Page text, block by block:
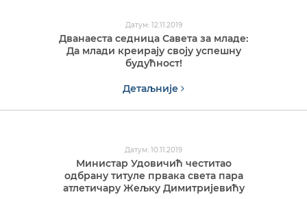
Датум: 12.11.2019
Дванаеста седница Савета за младе:
Да млади креирају своју успешну
будућност!
Детаљније
Датум: 10.11.2019
Министар Удовичић честитао
одбрану титуле првака света пара
атлетичару Жељку Димитријевићу